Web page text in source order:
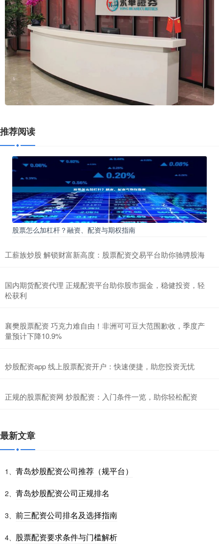
推荐阅读
股票怎么加杠杆？融资、配资与期权指南
工薪族炒股 解锁财富新高度：股票配资交易平台助你驰骋股海
国内期货配资代理 正规配资平台助你股市掘金，稳健投资，轻
松获利
襄樊股票配资 巧克力难自由！非洲可可豆大范围歉收，季度产
量预计下降10.9%
炒股配资app 线上股票配资开户：快速便捷，助您投资无忧
正规的股票配资网 炒股配资：入门条件一览，助你轻松配资
最新文章
1、 青岛炒股配资公司推荐（规平台）
2、 青岛炒股配资公司正规排名
3、 前三配资公司排名及选择指南
4、 股票配资要求条件与门槛解析